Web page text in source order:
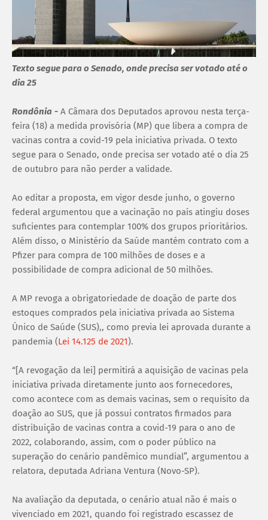
Texto segue para o Senado, onde precisa ser votado até o
dia 25
Rondônia - A Câmara dos Deputados aprovou nesta terça-
feira (18) a medida provisória (MP) que libera a compra de
vacinas contra a covid-19 pela iniciativa privada. O texto
segue para o Senado, onde precisa ser votado até o dia 25
de outubro para não perder a validade.
Ao editar a proposta, em vigor desde junho, o governo
federal argumentou que a vacinação no país atingiu doses
suficientes para contemplar 100% dos grupos prioritários.
Além disso, o Ministério da Saúde mantém contrato com a
Pfizer para compra de 100 milhões de doses e a
possibilidade de compra adicional de 50 milhões.
A MP revoga a obrigatoriedade de doação de parte dos
estoques comprados pela iniciativa privada ao Sistema
Único de Saúde (SUS),, como previa lei aprovada durante a
pandemia (Lei 14.125 de 2021).
“[A revogação da lei] permitirá a aquisição de vacinas pela
iniciativa privada diretamente junto aos fornecedores,
como acontece com as demais vacinas, sem o requisito da
doação ao SUS, que já possui contratos firmados para
distribuição de vacinas contra a covid-19 para o ano de
2022, colaborando, assim, com o poder público na
superação do cenário pandêmico mundial”, argumentou a
relatora, deputada Adriana Ventura (Novo-SP).
Na avaliação da deputada, o cenário atual não é mais o
vivenciado em 2021, quando foi registrado escassez de